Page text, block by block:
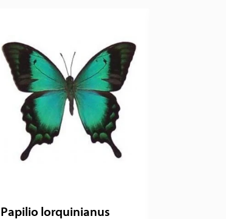
Papilio lorquinianus